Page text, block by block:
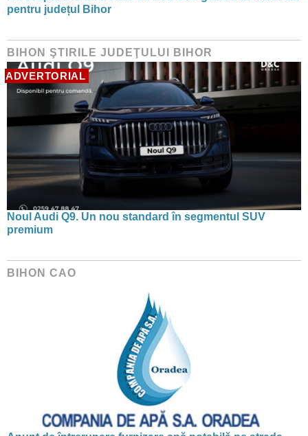
pentru județul Bihor
BIHON ŞTIRILE JUDEŢULUI BIHOR
ADVERTORIAL
Noul Audi Q9. Un nou standard în segmentul SUV
premium
BIHON CAO